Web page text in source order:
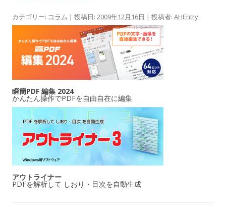
カテゴリー: コラム | 投稿日: 2009年12月16日 | 投稿者: AHEntry
瞬簡PDF 編集 2024
かんたん操作でPDFを自由自在に編集
アウトライナー
PDFを解析して しおり・目次を自動生成